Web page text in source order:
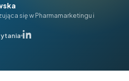
się w Pharmamarketingu i